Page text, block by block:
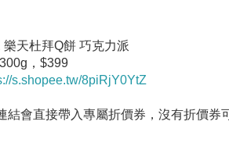
樂天杜拜Q餅 巧克力派
，$399
s.shopee.tw/8piRjY0YtZ
結會直接帶入專屬折價券，沒有折價券